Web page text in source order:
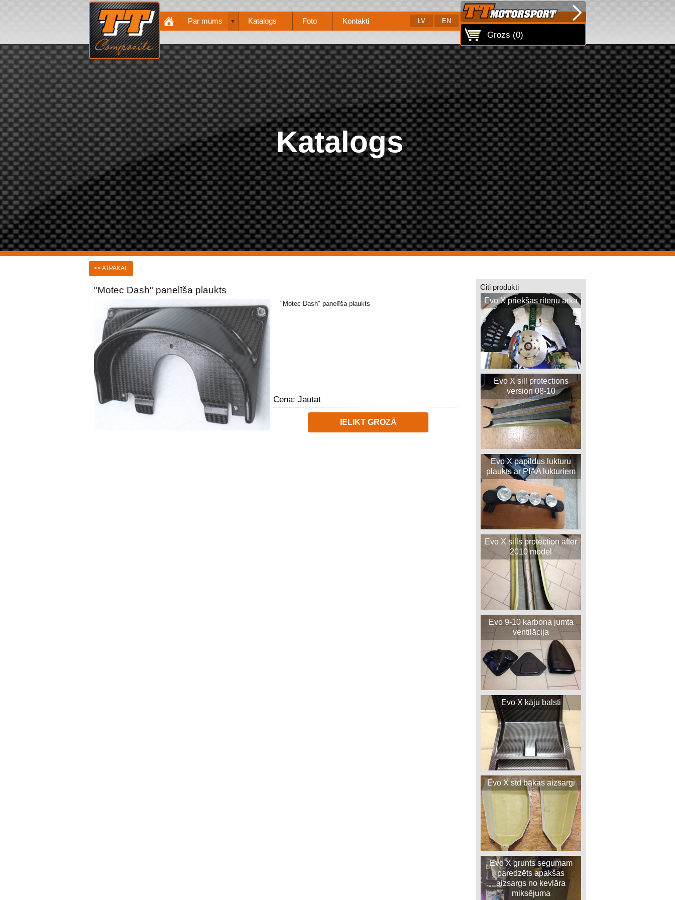
Par mums ▼ Katalogs Foto Kontakti EN
LV
Grozs (0)
Katalogs
<< ATPAKAĻ
"Motec Dash" panelīša plaukts
"Motec Dash" panelīša plaukts
Cena: Jautāt
IELIKT GROZĀ
Citi produkti
Evo X priekšas riteņu arka
Evo X sill protections
version 08-10
Evo X papildus lukturu
plaukts ar PIAA lukturiem
Evo X sills protection after
2010 model
Evo 9-10 karbona jumta
ventilācija
Evo X kāju balsti
Evo X std bākas aizsargi
Evo X grunts segumam
paredzēts apakšas
aizsargs no kevlāra
miksējuma